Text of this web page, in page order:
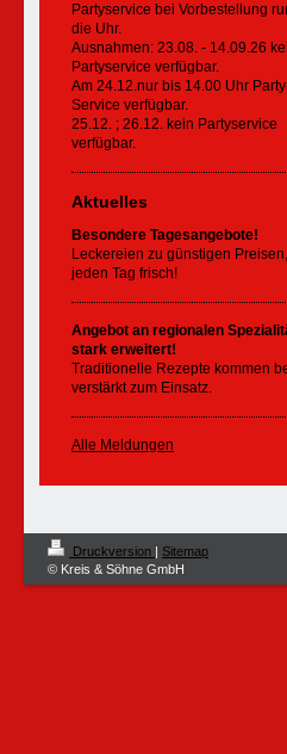
Partyservice bei Vorbestellung
die Uhr.
Ausnahmen: 23.08. - 14.09.26
Partyservice verfügbar.
Am 24.12.nur bis 14.00 Uhr
Service verfügbar.
25.12. ; 26.12. kein Partyservice
verfügbar.
Aktuelles
Besondere Tagesangebote!
Leckereien zu günstigen
jeden Tag frisch!
Angebot an regionalen
stark erweitert!
Traditionelle Rezepte kommen
verstärkt zum Einsatz.
Alle Meldungen
Druckversion | Sitemap
© Kreis & Söhne GmbH